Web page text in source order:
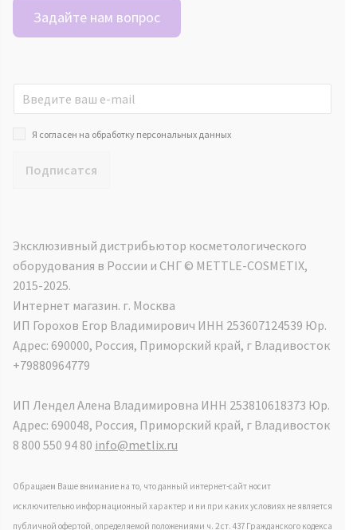
Задайте нам вопрос
Я согласен на обработку персональных данных
Подписатся
Эксклюзивный дистрибьютор косметологического
оборудования в России и СНГ ©️ METTLE-COSMETIX,
2015-2025.
Интернет магазин. г. Москва
ИП Горохов Егор Владимирович ИНН 253607124539 Юр.
Адрес: 690000, Россия, Приморский край, г Владивосток
+79880964779
ИП Лендел Алена Владимировна ИНН 253810618373 Юр.
Адрес: 690048, Россия, Приморский край, г Владивосток
8 800 550 94 80 info@metlix.ru
Обращаем Ваше внимание на то, что данный интернет-сайт носит
исключительно информационный характер и ни при каких условиях не является
публичной офертой, определяемой положениями ч. 2 ст. 437 Гражданского кодекса